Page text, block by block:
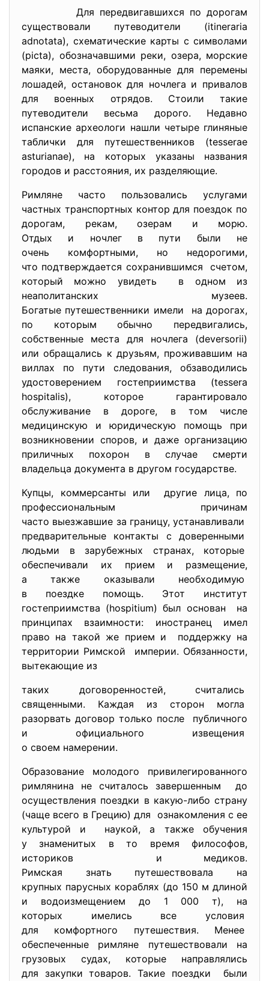
Для передвигавшихся по дорогам
существовали путеводители (itineraria
adnotata), схематические карты с символами
(picta), обозначавшими реки, озера, морские
маяки, места, оборудованные для перемены
лошадей, остановок для ночлега и привалов
для военных отрядов. Стоили такие
путеводители весьма дорого. Недавно
испанские археологи нашли четыре глиняные
таблички для путешественников (tesserae
asturianae), на которых указаны названия
городов и расстояния, их разделяющие.
Римляне часто пользовались услугами
частных транспортных контор для поездок по
дорогам, рекам, озерам и морю.
Отдых и ночлег в пути были не
очень комфортными, но недорогими,
что подтверждается сохранившимся счетом,
который можно увидеть в одном из
неаполитанских музеев.
Богатые путешественники имели на дорогах,
по которым обычно передвигались,
собственные места для ночлега (deversorii)
или обращались к друзьям, проживавшим на
виллах по пути следования, обзаводились
удостоверением гостеприимства (tessera
hospitalis), которое гарантировало
обслуживание в дороге, в том числе
медицинскую и юридическую помощь при
возникновении споров, и даже организацию
приличных похорон в случае смерти
владельца документа в другом государстве.
Купцы, коммерсанты или другие лица, по
профессиональным причинам
часто выезжавшие за границу, устанавливали
предварительные контакты с доверенными
людьми в зарубежных странах, которые
обеспечивали их прием и размещение,
а также оказывали необходимую
в поездке помощь. Этот институт
гостеприимства (hospitium) был основан на
принципах взаимности: иностранец имел
право на такой же прием и поддержку на
территории Римской империи. Обязанности,
вытекающие из
таких договоренностей, считались
священными. Каждая из сторон могла
разорвать договор только после публичного
и официального извещения
о своем намерении.
Образование молодого привилегированного
римлянина не считалось завершенным до
осуществления поездки в какую-либо страну
(чаще всего в Грецию) для ознакомления с ее
культурой и наукой, а также обучения
у знаменитых в то время философов,
историков и медиков.
Римская знать путешествовала на
крупных парусных кораблях (до 150 м длиной
и водоизмещением до 1 000 т), на
которых имелись все условия
для комфортного путешествия. Менее
обеспеченные римляне путешествовали на
грузовых судах, которые направлялись
для закупки товаров. Такие поездки были